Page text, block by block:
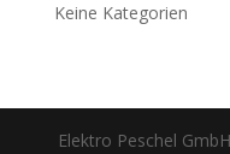
Keine Kategorien
Elektro Peschel